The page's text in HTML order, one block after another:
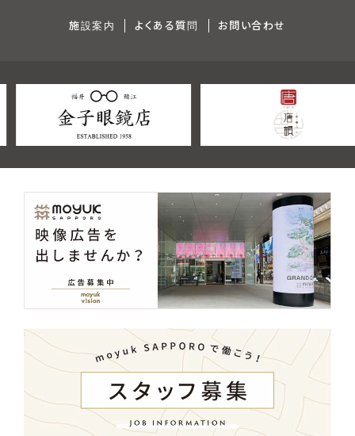
施設案内 よくある質問 お問い合わせ